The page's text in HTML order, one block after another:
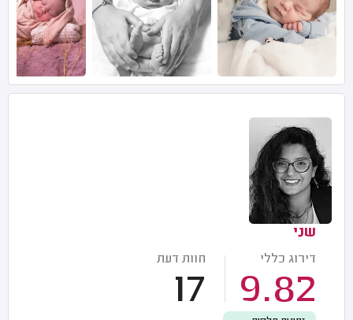
שני
דירוג כללי
9.82
חוות דעת
17